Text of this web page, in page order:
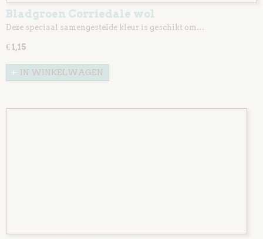
Bladgroen Corriedale wol
Deze speciaal samengestelde kleur is geschikt om…
€ 1,15
IN WINKELWAGEN